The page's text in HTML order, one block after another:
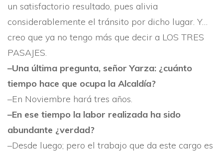
un satisfactorio resultado, pues alivia
considerablemente el tránsito por dicho lugar. Y…
creo que ya no tengo más que decir a LOS TRES
PASAJES.
–Una última pregunta, señor Yarza: ¿cuánto
tiempo hace que ocupa la Alcaldí­a?
–En Noviembre hará tres años.
–En ese tiempo la labor realizada ha sido
abundante ¿verdad?
–Desde luego; pero el trabajo que da este cargo es